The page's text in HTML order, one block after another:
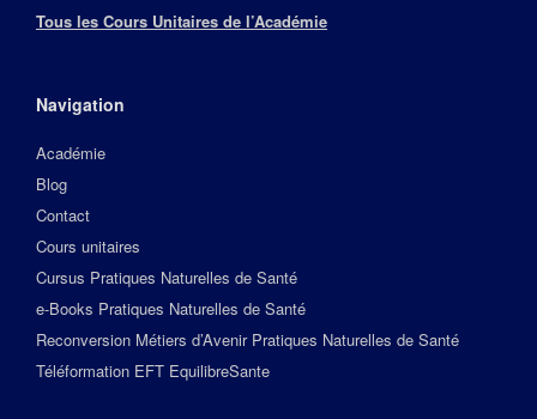
Tous les Cours Unitaires de l’Académie
Navigation
Académie
Blog
Contact
Cours unitaires
Cursus Pratiques Naturelles de Santé
e-Books Pratiques Naturelles de Santé
Reconversion Métiers d’Avenir Pratiques Naturelles de Santé
Téléformation EFT EquilibreSante